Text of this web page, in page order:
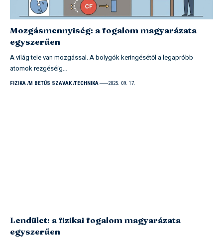
Mozgásmennyiség: a fogalom magyarázata
egyszerűen
A világ tele van mozgással. A bolygók keringésétől a legapróbb
atomok rezgéséig…
FIZIKA M BETŰS SZAVAK TECHNIKA 2025. 09. 17.
Lendület: a fizikai fogalom magyarázata
egyszerűen